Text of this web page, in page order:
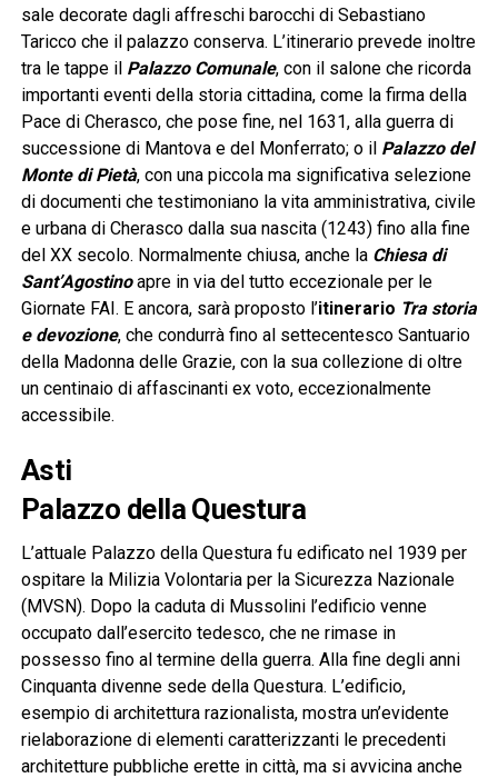
sale decorate dagli affreschi barocchi di Sebastiano
Taricco che il palazzo conserva. L’itinerario prevede inoltre
tra le tappe il Palazzo Comunale, con il salone che ricorda
importanti eventi della storia cittadina, come la firma della
Pace di Cherasco, che pose fine, nel 1631, alla guerra di
successione di Mantova e del Monferrato; o il Palazzo del
Monte di Pietà, con una piccola ma significativa selezione
di documenti che testimoniano la vita amministrativa, civile
e urbana di Cherasco dalla sua nascita (1243) fino alla fine
del XX secolo. Normalmente chiusa, anche la Chiesa di
Sant’Agostinoapre in via del tutto eccezionale per le
Giornate FAI. E ancora, sarà proposto l’itinerario Tra storia
e devozione, che condurrà fino al settecentesco Santuario
della Madonna delle Grazie, con la sua collezione di oltre
un centinaio di affascinanti ex voto, eccezionalmente
accessibile.
Asti
Palazzo della Questura
L’attuale Palazzo della Questura fu edificato nel 1939 per
ospitare la Milizia Volontaria per la Sicurezza Nazionale
(MVSN). Dopo la caduta di Mussolini l’edificio venne
occupato dall’esercito tedesco, che ne rimase in
possesso fino al termine della guerra. Alla fine degli anni
Cinquanta divenne sede della Questura. L’edificio,
esempio di architettura razionalista, mostra un’evidente
rielaborazione di elementi caratterizzanti le precedenti
architetture pubbliche erette in città, ma si avvicina anche